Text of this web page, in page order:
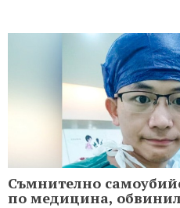
Съмнително
по медицина,